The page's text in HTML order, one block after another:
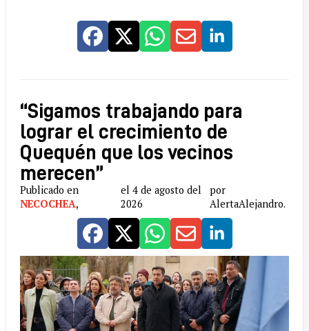
“Sigamos trabajando para
lograr el crecimiento de
Quequén que los vecinos
merecen”
Publicado en
NECOCHEA,
el 4 de agosto del
2026
por
AlertaAlejandro.